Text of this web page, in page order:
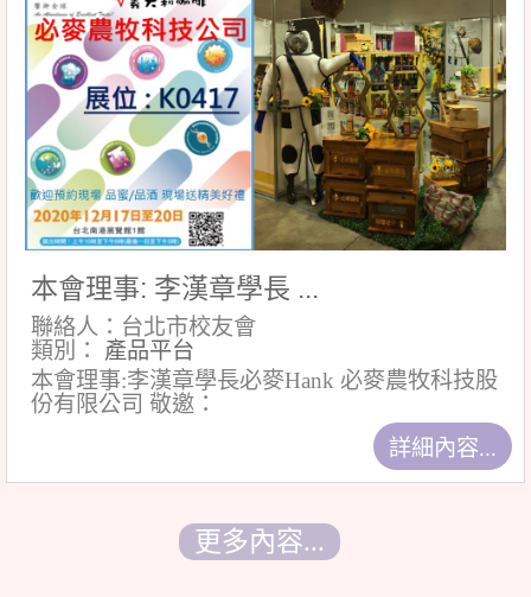
詳細內容...
本會理事: 李漢章學長 ...
聯絡人：台北市校友會
類別：
產品平台
本會理事:李漢章學長必麥Hank 必麥農牧科技股
份有限公司 敬邀：
更多內容...